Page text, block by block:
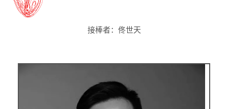
接棒者： 佟世天